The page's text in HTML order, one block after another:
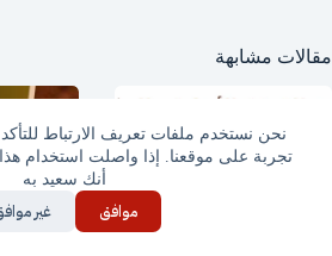
نحن نستخدم ملفات تعريف الارتباط
تجربة على موقعنا. إذا واصلت استخدام
أنك سعيد به
موافق غير
مقالات مشابهة